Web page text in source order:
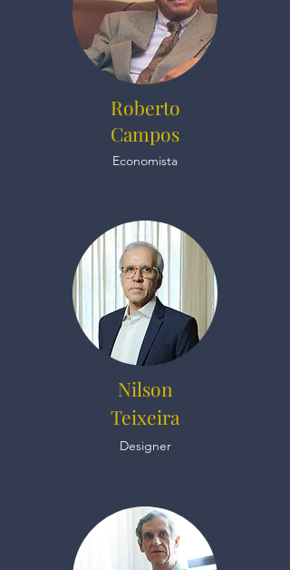
Roberto
Campos
Economista
Nilson
Teixeira
Designer